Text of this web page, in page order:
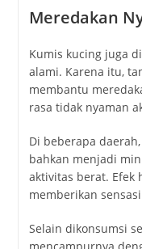
Meredakan
Kumis kucing juga
alami. Karena itu,
membantu
rasa tidak nyaman
Di beberapa
bahkan menjadi
aktivitas berat. Efek
memberikan
Selain dikonsumsi